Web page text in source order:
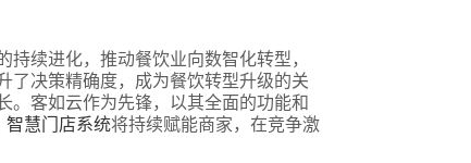
续进化，推动餐饮业向数智化转型，
了决策精确度，成为餐饮转型升级的关
。客如云作为先锋，以其全面的功能和
智慧门店系统将持续赋能商家，在竞争激
试用